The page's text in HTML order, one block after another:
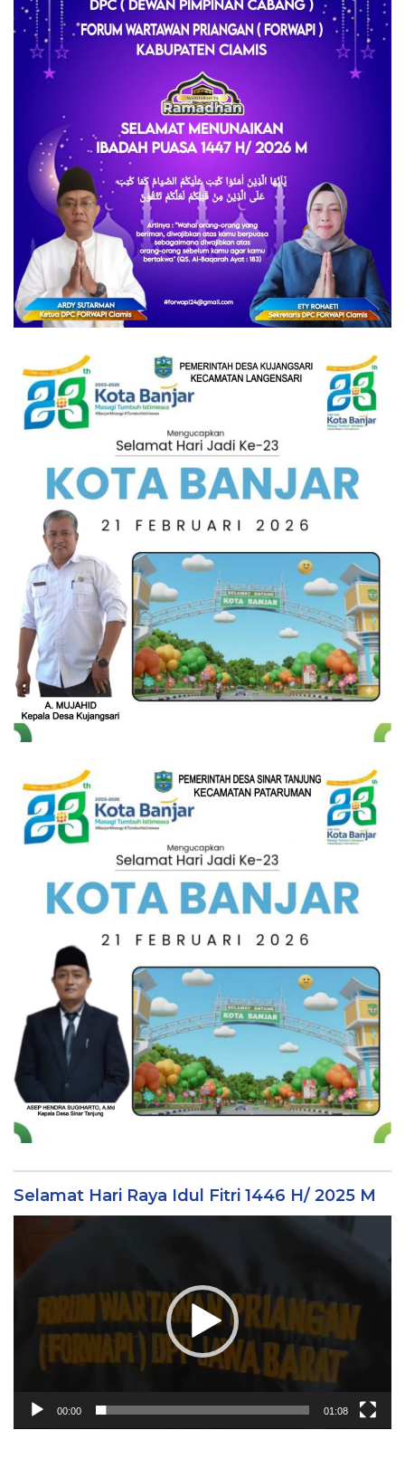
Selamat Hari Raya Idul Fitri 1446 H/ 2025 M
00:00 01:08